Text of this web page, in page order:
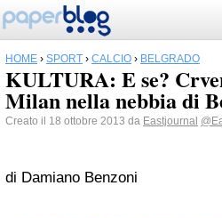
HOME › SPORT › CALCIO › BELGRADO
KULTURA: E se?
Milan nella nebbia di
Creato il 18 ottobre 2013 da Eastjournal
di Damiano Benzoni